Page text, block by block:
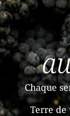
Chaque
Terre